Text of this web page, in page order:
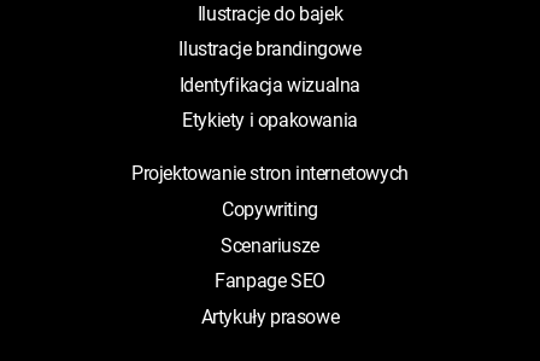
Ilustracje do bajek
Ilustracje brandingowe
Identyfikacja wizualna
Etykiety i opakowania
Projektowanie stron internetowych
Copywriting
Scenariusze
Fanpage SEO
Artykuły prasowe